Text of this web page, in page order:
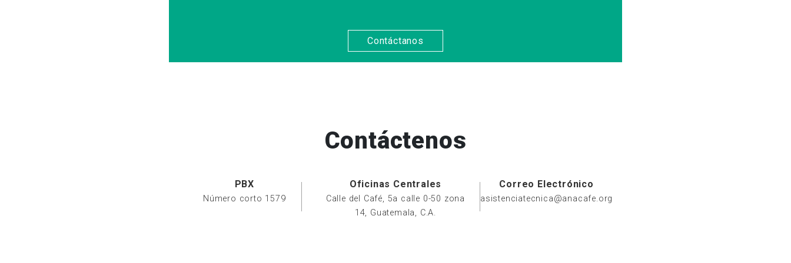
Contáctanos
Contáctenos
PBX
Número corto 1579
Oficinas Centrales
Calle del Café, 5a calle 0-50 zona
14, Guatemala, C.A.
Correo Electrónico
asistenciatecnica@anacafe.org